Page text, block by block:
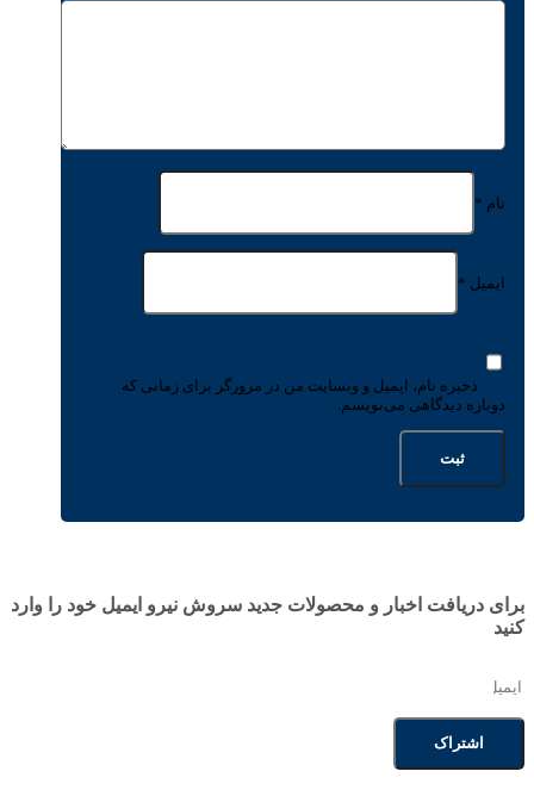
نام *
ایمیل *
ذخیره نام، ایمیل و وبسایت من در مرورگر برای زمانی که
دوباره دیدگاهی می‌نویسم.
برای دریافت اخبار و محصولات جدید سروش نیرو ایمیل خود را وارد
کنید
اشتراک